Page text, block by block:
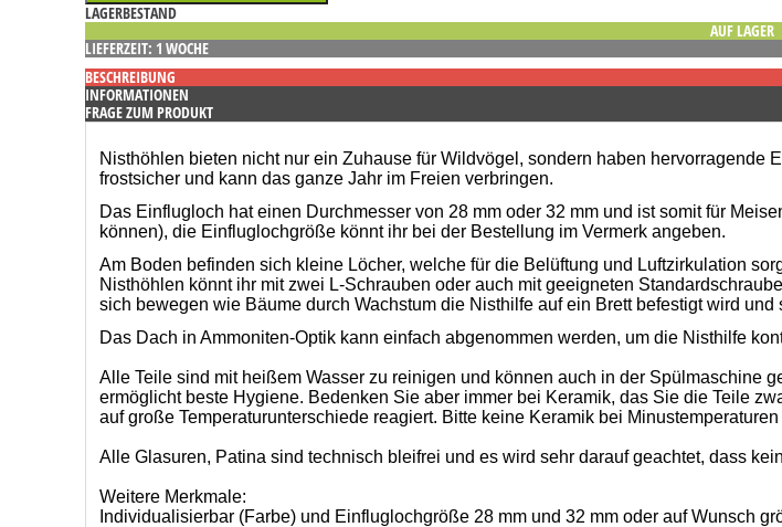
LAGERBESTAND
AUF LAGER
LIEFERZEIT: 1 WOCHE
BESCHREIBUNG
INFORMATIONEN
FRAGE ZUM PRODUKT
Nisthöhlen bieten nicht nur ein Zuhause für Wildvögel, sondern haben hervorragende
frostsicher und kann das ganze Jahr im Freien verbringen.
Das Einflugloch hat einen Durchmesser von 28 mm oder 32 mm und ist somit für
können), die Einfluglochgröße könnt ihr bei der Bestellung im Vermerk angeben.
Am Boden befinden sich kleine Löcher, welche für die Belüftung und Luftzirkulation
Nisthöhlen könnt ihr mit zwei L-Schrauben oder auch mit geeigneten
sich bewegen wie Bäume durch Wachstum die Nisthilfe auf ein Brett befestigt wird
Das Dach in Ammoniten-Optik kann einfach abgenommen werden, um die Nisthilfe
Alle Teile sind mit heißem Wasser zu reinigen und können auch in der Spülmaschine
ermöglicht beste Hygiene. Bedenken Sie aber immer bei Keramik, das Sie die Teile
auf große Temperaturunterschiede reagiert. Bitte keine Keramik bei
Alle Glasuren, Patina sind technisch bleifrei und es wird sehr darauf geachtet, dass
Weitere Merkmale:
Individualisierbar (Farbe) und Einfluglochgröße 28 mm und 32 mm oder auf Wunsch